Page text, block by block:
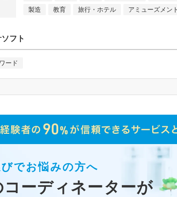
製造
教育 旅行・ホテル アミューズメン
フト
ード
でお悩みの方へ
コーディネーターが